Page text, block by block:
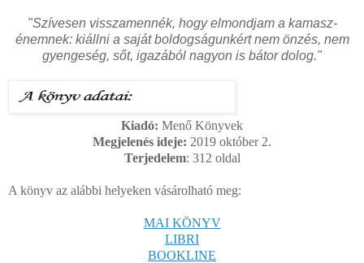
"Szívesen visszamennék, hogy elmondjam a kamasz-
énemnek: kiállni a saját boldogságunkért nem önzés, nem
gyengeség, sőt, igazából nagyon is bátor dolog."
Kiadó: Menő Könyvek
Megjelenés ideje: 2019 október 2.
Terjedelem: 312 oldal
A könyv az alábbi helyeken vásárolható meg:
MAI KÖNYV
LIBRI
BOOKLINE